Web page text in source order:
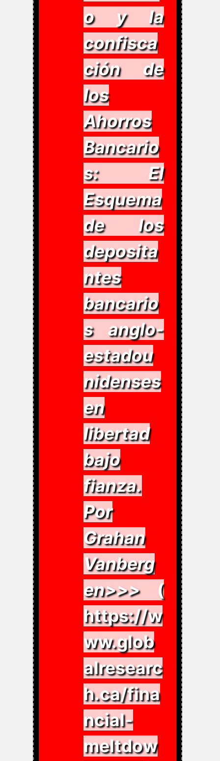
o y la
confisca
ción de
los
Ahorros
Bancario
s: El
Esquema
de los
deposita
ntes
bancario
s anglo-
estadou
nidenses
en
libertad
bajo
fianza.
Por
Grahan
Vanberg
en>>>(
https://w
ww.glob
alresearc
h.ca/fina
ncial-
meltdow